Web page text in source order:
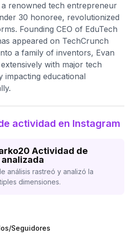
renowned tech entrepreneur
30 honoree, revolutionized
Founding CEO of EduTech
appeared on TechCrunch
a family of inventors, Evan
with major tech
impacting educational
actividad en Instagram
Actividad de
análisis rastreó y analizó la
dimensiones.
Seguidores